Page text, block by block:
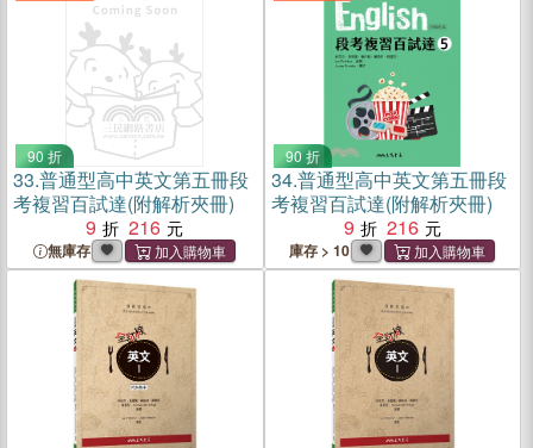
90 折
33.普通型高中英文第五冊段
考複習百試達(附解析夾冊)
9
216
無庫存
90 折
34.普通型高中英文第五冊段
考複習百試達(附解析夾冊)
9
216
庫存 > 10